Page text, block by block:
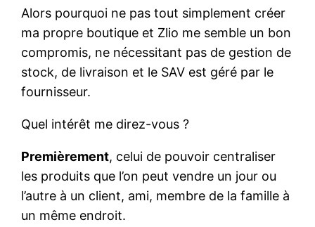
Alors pourquoi ne pas tout simplement créer
ma propre boutique et Zlio me semble un bon
compromis, ne nécessitant pas de gestion de
stock, de livraison et le SAV est géré par le
fournisseur.
Quel intérêt me direz-vous ?
Premièrement, celui de pouvoir centraliser
les produits que l’on peut vendre un jour ou
l’autre à un client, ami, membre de la famille à
un même endroit.